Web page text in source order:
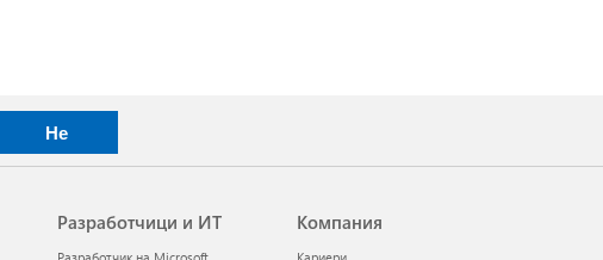
Не
Разработчици и ИТ Компания